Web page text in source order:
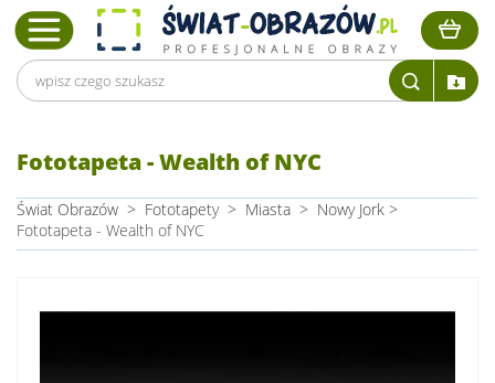
Fototapeta - Wealth of NYC
Świat Obrazów > Fototapety > Miasta > Nowy Jork >
Fototapeta - Wealth of NYC